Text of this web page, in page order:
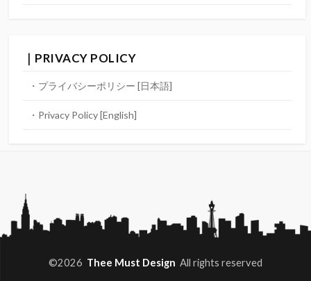
｜PRIVACY POLICY
・プライバシーポリシー [日本語]
・Privacy Policy [English]
©2026 Thee Must Design All rights reserved